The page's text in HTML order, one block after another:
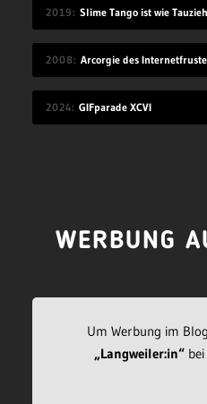
2019
2008 Arcorgie des
2024 GIFparade XCVI
WERBUNG
Um Werbung im
„Langweiler:in“bei